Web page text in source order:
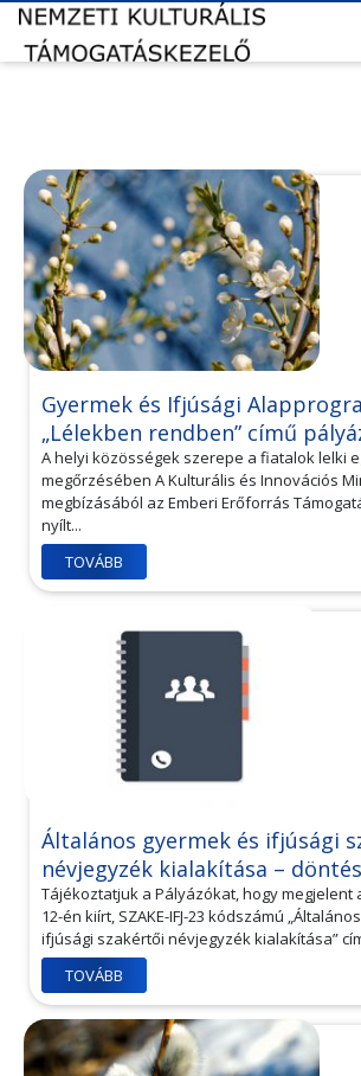
Gyermek és Ifjúsági
„Lélekben rendben” című
A helyi közösségek szerepe a fiatalok lelki
megőrzésében A Kulturális és Innovációs
megbízásából az Emberi Erőforrás
nyílt...
TOVÁBB
Általános gyermek és ifjúsági
névjegyzék kialakítása – döntés
Tájékoztatjuk a Pályázókat, hogy megjelent
12-én kiírt, SZAKE-IFJ-23 kódszámú
ifjúsági szakértői névjegyzék kialakítása”
TOVÁBB